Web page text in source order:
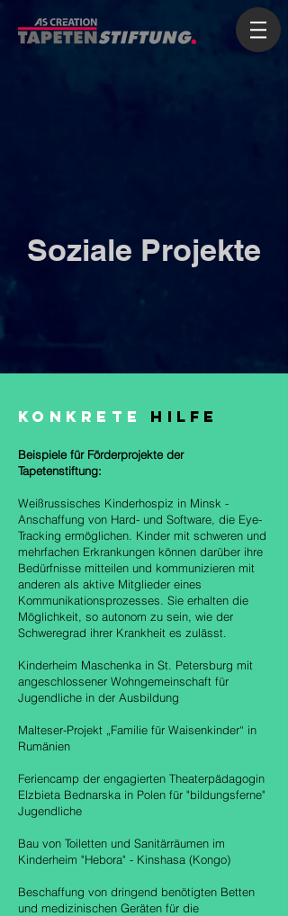
Soziale Projekte
Konkrete Hilfe
Beispiele für Förderprojekte der
Tapetenstiftung:
Weißrussisches Kinderhospiz in Minsk -
Anschaffung von Hard- und Software, die Eye-
Tracking ermöglichen. Kinder mit schweren und
mehrfachen Erkrankungen können darüber ihre
Bedürfnisse mitteilen und kommunizieren mit
anderen als aktive Mitglieder eines
Kommunikationsprozesses. Sie erhalten die
Möglichkeit, so autonom zu sein, wie der
Schweregrad ihrer Krankheit es zulässt.
Kinderheim Maschenka in St. Petersburg mit
angeschlossener Wohngemeinschaft für
Jugendliche in der Ausbildung
Malteser-Projekt „Familie für Waisenkinder“ in
Rumänien
Feriencamp der engagierten Theaterpädagogin
Elzbieta Bednarska in Polen für "bildungsferne"
Jugendliche
Bau von Toiletten und Sanitärräumen im
Kinderheim "Hebora" - Kinshasa (Kongo)
Beschaffung von dringend benötigten Betten
und medizinischen Geräten für die